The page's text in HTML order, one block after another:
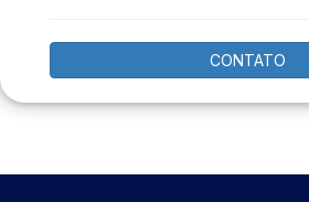
CONTATO